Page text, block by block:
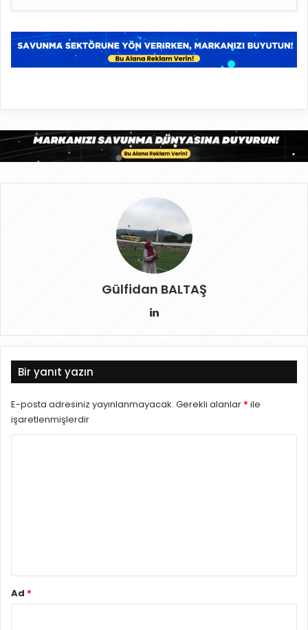
Gülfidan BALTAŞ
dIn
Bir yanıt yazın
E-posta adresiniz yayınlanmayacak. Gerekli alanlar * ile
işaretlenmişlerdir
Ad *